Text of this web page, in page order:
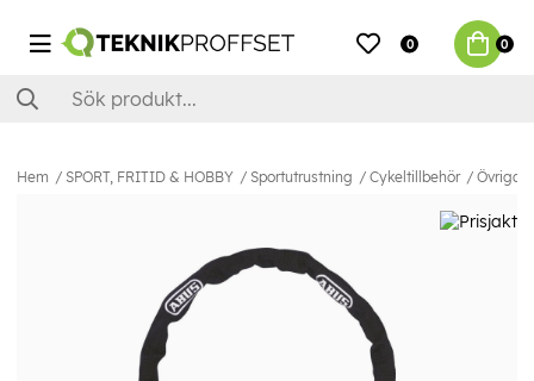
0 0
Hem SPORT, FRITID & HOBBY Sportutrustning Cykeltillbehör Övriga